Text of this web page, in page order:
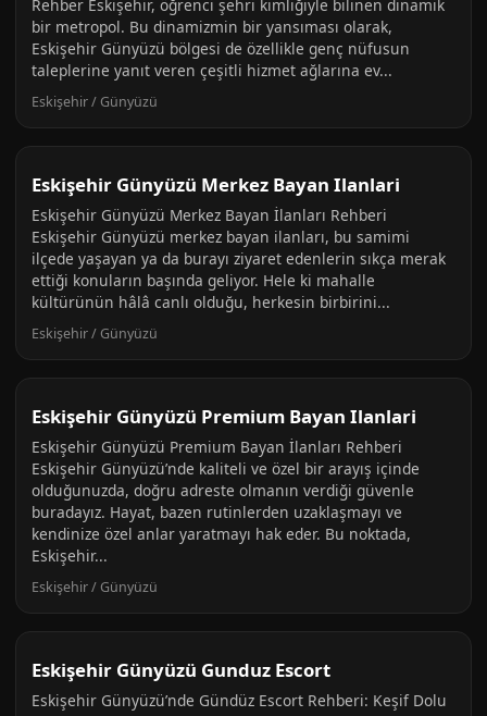
Rehber Eskişehir, öğrenci şehri kimliğiyle bilinen dinamik
bir metropol. Bu dinamizmin bir yansıması olarak,
Eskişehir Günyüzü bölgesi de özellikle genç nüfusun
taleplerine yanıt veren çeşitli hizmet ağlarına ev...
Eskişehir / Günyüzü
Eskişehir Günyüzü Merkez Bayan Ilanlari
Eskişehir Günyüzü Merkez Bayan İlanları Rehberi
Eskişehir Günyüzü merkez bayan ilanları, bu samimi
ilçede yaşayan ya da burayı ziyaret edenlerin sıkça merak
ettiği konuların başında geliyor. Hele ki mahalle
kültürünün hâlâ canlı olduğu, herkesin birbirini...
Eskişehir / Günyüzü
Eskişehir Günyüzü Premium Bayan Ilanlari
Eskişehir Günyüzü Premium Bayan İlanları Rehberi
Eskişehir Günyüzü’nde kaliteli ve özel bir arayış içinde
olduğunuzda, doğru adreste olmanın verdiği güvenle
buradayız. Hayat, bazen rutinlerden uzaklaşmayı ve
kendinize özel anlar yaratmayı hak eder. Bu noktada,
Eskişehir...
Eskişehir / Günyüzü
Eskişehir Günyüzü Gunduz Escort
Eskişehir Günyüzü’nde Gündüz Escort Rehberi: Keşif Dolu